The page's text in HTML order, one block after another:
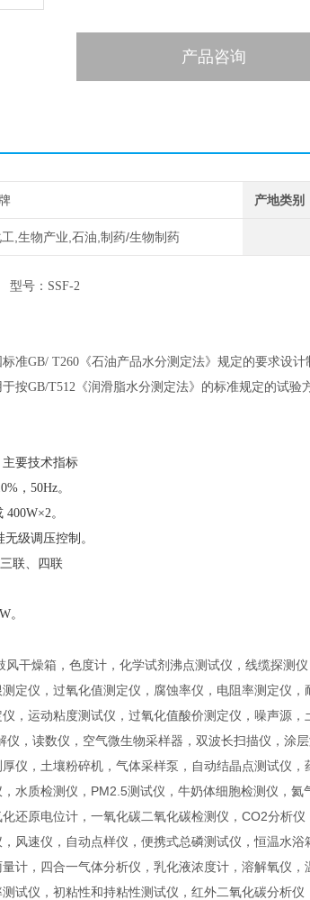
产品咨询
产地类别
,生物产业,石油,制药/生物制药
型号：SSF-2
标准GB/ T260《石油产品水分测定法》规定的要求设
按GB/T512《润滑脂水分测定法》的标准规定的试
主要技术指标
，50Hz。
。
级调压控制。
联、四联
。
风干燥箱，色度计，化学试剂沸点测试仪，线缆探测
定仪，过氧化值测定仪，腐蚀率仪，电阻率测定仪
，运动粘度测试仪，过氧化值酸价测定仪，噪声源
仪，读数仪，空气微生物采样器，双波长扫描仪，涂
仪，土壤粉碎机，气体采样泵，自动结晶点测试仪
水质检测仪，PM2.5测试仪，牛奶体细胞检测仪，
还原电位计，一氧化碳二氧化碳检测仪，CO2分析
风速仪，自动点样仪，便携式总磷测试仪，恒温水
计，四合一气体分析仪，乳化液浓度计，溶解氧仪
试仪，初粘性和持粘性测试仪，红外二氧化碳分析